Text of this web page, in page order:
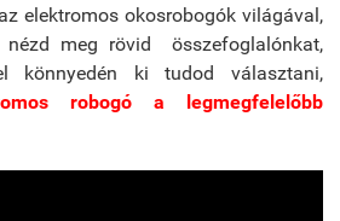
elektromos okosrobogók világával,
nézd meg rövid összefoglalónkat,
könnyedén ki tudod választani,
robogó a legmegfelelőbb